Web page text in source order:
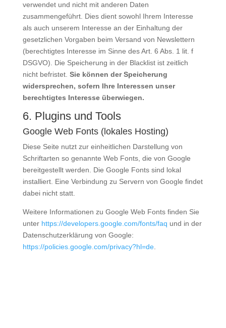
verwendet und nicht mit anderen Daten
zusammengeführt. Dies dient sowohl Ihrem Interesse
als auch unserem Interesse an der Einhaltung der
gesetzlichen Vorgaben beim Versand von Newslettern
(berechtigtes Interesse im Sinne des Art. 6 Abs. 1 lit. f
DSGVO). Die Speicherung in der Blacklist ist zeitlich
nicht befristet. Sie können der Speicherung
widersprechen, sofern Ihre Interessen unser
berechtigtes Interesse überwiegen.
6. Plugins und Tools
Google Web Fonts (lokales Hosting)
Diese Seite nutzt zur einheitlichen Darstellung von
Schriftarten so genannte Web Fonts, die von Google
bereitgestellt werden. Die Google Fonts sind lokal
installiert. Eine Verbindung zu Servern von Google findet
dabei nicht statt.
Weitere Informationen zu Google Web Fonts finden Sie
unter https://developers.google.com/fonts/faq und in der
Datenschutzerklärung von Google:
https://policies.google.com/privacy?hl=de.